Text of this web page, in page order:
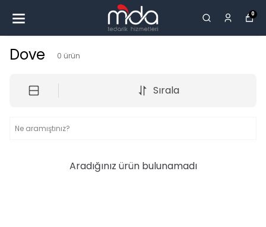
0
Dove 0 ürün
Sırala
Aradığınız ürün bulunamadı